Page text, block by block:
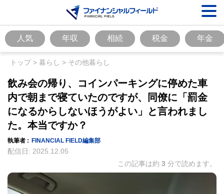
人気 年収 相続 税金 年金
トップ> 暮らし > その他暮らし
飲み会の帰り、コインパーキングに停めた車
内で朝まで寝ていたのですが、同僚に「罰金
になるからしないほうがよい」と言われまし
た。本当ですか？
執筆者 : FINANCIAL FIELD編集部
配信日: 2025.12.05
この記事は約 3 分で読めます。